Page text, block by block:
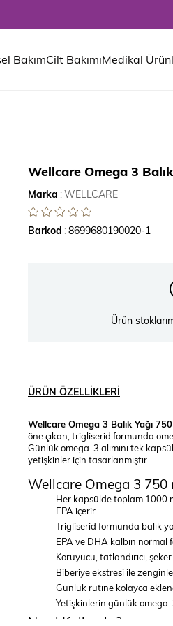
BakımCilt BakımıMedikal
Wellcare Omega 3
Marka :WELLCARE
Barkod :8699680190020-1
Ürün
ÜRÜN ÖZELLIKLERI
Wellcare Omega 3 Balık Yağı
öne çıkan, trigliserid formunda
Günlük omega-3 alımını tek
yetişkinler için tasarlanmıştır.
Wellcare Omega 3
Her kapsülde toplam 1000
EPA içerir.
Trigliserid formunda balık
EPA ve DHA kalbin normal
Koruyucu, tatlandırıcı,
Biberiye ekstresi ile
Günlük rutine kolayca
Yetişkinlerin günlük
Nasıl Kullanılır?